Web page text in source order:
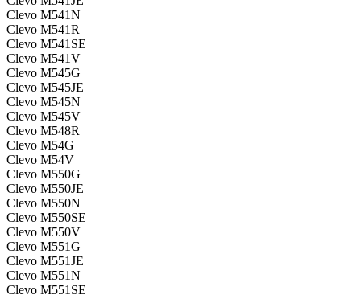
Clevo M541N
Clevo M541R
Clevo M541SE
Clevo M541V
Clevo M545G
Clevo M545JE
Clevo M545N
Clevo M545V
Clevo M548R
Clevo M54G
Clevo M54V
Clevo M550G
Clevo M550JE
Clevo M550N
Clevo M550SE
Clevo M550V
Clevo M551G
Clevo M551JE
Clevo M551N
Clevo M551SE